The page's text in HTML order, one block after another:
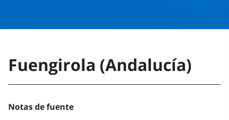
Fuengirola (Andalucía)
Notas de fuente